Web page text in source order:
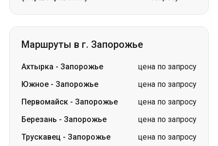
Маршруты в г. Запорожье
Ахтырка - Запорожье
цена по запросу
Южное - Запорожье
цена по запросу
Первомайск - Запорожье
цена по запросу
Березань - Запорожье
цена по запросу
Трускавец - Запорожье
цена по запросу